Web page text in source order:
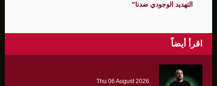
التهديد الوجودي ضدنا"
اقرأ أيضاً
Thu 06 August 2026